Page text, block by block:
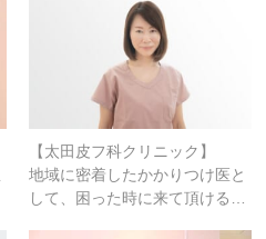
【太田皮フ科クリニック】
地域に密着したかかりつけ医と
して、困った時に来て頂ける…